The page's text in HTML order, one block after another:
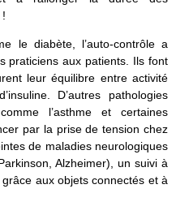
le diabète, l’auto-contrôle a
praticiens aux patients. Ils font
leur équilibre entre activité
D’autres pathologies
l’asthme et certaines
par la prise de tension chez
de maladies neurologiques
Alzheimer), un suivi à
aux objets connectés et à